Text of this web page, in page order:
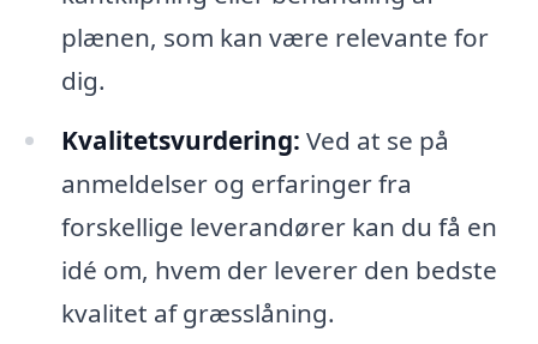
plænen, som kan være relevante for
dig.
Kvalitetsvurdering: Ved at se på
anmeldelser og erfaringer fra
forskellige leverandører kan du få en
idé om, hvem der leverer den bedste
kvalitet af græsslåning.